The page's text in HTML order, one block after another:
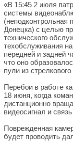
«В 15:45 2 июля
системы
(неподконтрольная
Донецка) с целью
технического
техобслуживания
передней и задней
что оно
пули из
Перебои в работе
18 июня, когда
дистанционно
видеосигнал и
Поврежденная
будет проводить